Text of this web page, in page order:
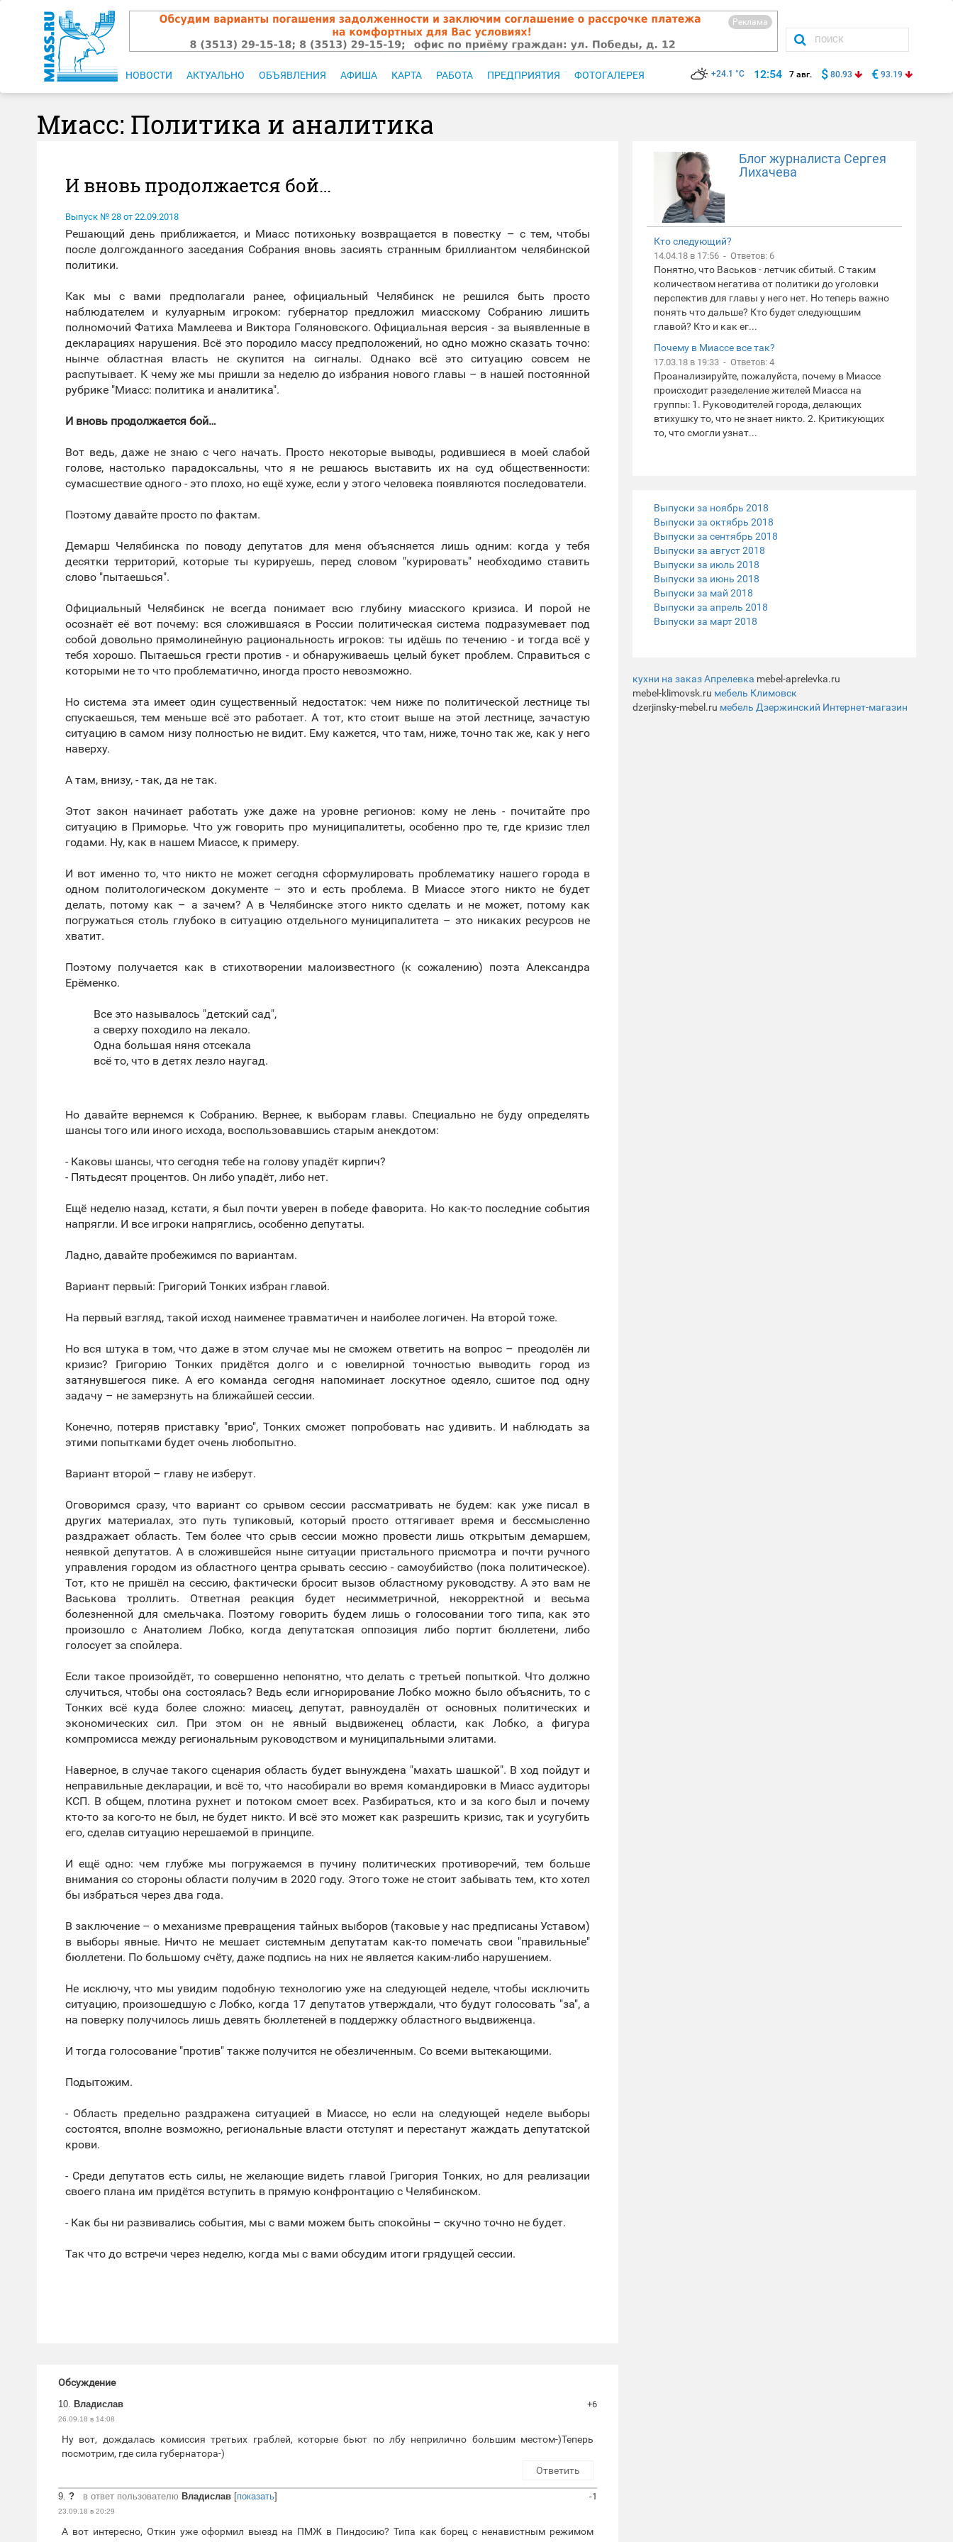
Реклама
НОВОСТИ АКТУАЛЬНО ОБЪЯВЛЕНИЯ АФИША КАРТА РАБОТА ПРЕДПРИЯТИЯ ФОТОГАЛЕРЕЯ +24.1 °C 12:54 7 авг. $ 80.93 € 93.19
Миасс: Политика и аналитика
И вновь продолжается бой…
Выпуск № 28 от 22.09.2018
Решающий день приближается, и Миасс потихоньку возвращается в повестку – с тем, чтобы
после долгожданного заседания Собрания вновь засиять странным бриллиантом челябинской
политики.
Как мы с вами предполагали ранее, официальный Челябинск не решился быть просто
наблюдателем и кулуарным игроком: губернатор предложил миасскому Собранию лишить
полномочий Фатиха Мамлеева и Виктора Голяновского. Официальная версия - за выявленные в
декларациях нарушения. Всё это породило массу предположений, но одно можно сказать точно:
нынче областная власть не скупится на сигналы. Однако всё это ситуацию совсем не
распутывает. К чему же мы пришли за неделю до избрания нового главы – в нашей постоянной
рубрике "Миасс: политика и аналитика".
И вновь продолжается бой…
Вот ведь, даже не знаю с чего начать. Просто некоторые выводы, родившиеся в моей слабой
голове, настолько парадоксальны, что я не решаюсь выставить их на суд общественности:
сумасшествие одного - это плохо, но ещё хуже, если у этого человека появляются последователи.
Поэтому давайте просто по фактам.
Демарш Челябинска по поводу депутатов для меня объясняется лишь одним: когда у тебя
десятки территорий, которые ты курируешь, перед словом "курировать" необходимо ставить
слово "пытаешься".
Официальный Челябинск не всегда понимает всю глубину миасского кризиса. И порой не
осознаёт её вот почему: вся сложившаяся в России политическая система подразумевает под
собой довольно прямолинейную рациональность игроков: ты идёшь по течению - и тогда всё у
тебя хорошо. Пытаешься грести против - и обнаруживаешь целый букет проблем. Справиться с
которыми не то что проблематично, иногда просто невозможно.
Но система эта имеет один существенный недостаток: чем ниже по политической лестнице ты
спускаешься, тем меньше всё это работает. А тот, кто стоит выше на этой лестнице, зачастую
ситуацию в самом низу полностью не видит. Ему кажется, что там, ниже, точно так же, как у него
наверху.
А там, внизу, - так, да не так.
Этот закон начинает работать уже даже на уровне регионов: кому не лень - почитайте про
ситуацию в Приморье. Что уж говорить про муниципалитеты, особенно про те, где кризис тлел
годами. Ну, как в нашем Миассе, к примеру.
И вот именно то, что никто не может сегодня сформулировать проблематику нашего города в
одном политологическом документе – это и есть проблема. В Миассе этого никто не будет
делать, потому как – а зачем? А в Челябинске этого никто сделать и не может, потому как
погружаться столь глубоко в ситуацию отдельного муниципалитета – это никаких ресурсов не
хватит.
Поэтому получается как в стихотворении малоизвестного (к сожалению) поэта Александра
Ерёменко.
Все это называлось "детский сад",
а сверху походило на лекало.
Одна большая няня отсекала
всё то, что в детях лезло наугад.
Но давайте вернемся к Собранию. Вернее, к выборам главы. Специально не буду определять
шансы того или иного исхода, воспользовавшись старым анекдотом:
- Каковы шансы, что сегодня тебе на голову упадёт кирпич?
- Пятьдесят процентов. Он либо упадёт, либо нет.
Ещё неделю назад, кстати, я был почти уверен в победе фаворита. Но как-то последние события
напрягли. И все игроки напряглись, особенно депутаты.
Ладно, давайте пробежимся по вариантам.
Вариант первый: Григорий Тонких избран главой.
На первый взгляд, такой исход наименее травматичен и наиболее логичен. На второй тоже.
Но вся штука в том, что даже в этом случае мы не сможем ответить на вопрос – преодолён ли
кризис? Григорию Тонких придётся долго и с ювелирной точностью выводить город из
затянувшегося пике. А его команда сегодня напоминает лоскутное одеяло, сшитое под одну
задачу – не замерзнуть на ближайшей сессии.
Конечно, потеряв приставку "врио", Тонких сможет попробовать нас удивить. И наблюдать за
этими попытками будет очень любопытно.
Вариант второй – главу не изберут.
Оговоримся сразу, что вариант со срывом сессии рассматривать не будем: как уже писал в
других материалах, это путь тупиковый, который просто оттягивает время и бессмысленно
раздражает область. Тем более что срыв сессии можно провести лишь открытым демаршем,
неявкой депутатов. А в сложившейся ныне ситуации пристального присмотра и почти ручного
управления городом из областного центра срывать сессию - самоубийство (пока политическое).
Тот, кто не пришёл на сессию, фактически бросит вызов областному руководству. А это вам не
Васькова троллить. Ответная реакция будет несимметричной, некорректной и весьма
болезненной для смельчака. Поэтому говорить будем лишь о голосовании того типа, как это
произошло с Анатолием Лобко, когда депутатская оппозиция либо портит бюллетени, либо
голосует за спойлера.
Если такое произойдёт, то совершенно непонятно, что делать с третьей попыткой. Что должно
случиться, чтобы она состоялась? Ведь если игнорирование Лобко можно было объяснить, то с
Тонких всё куда более сложно: миасец, депутат, равноудалён от основных политических и
экономических сил. При этом он не явный выдвиженец области, как Лобко, а фигура
компромисса между региональным руководством и муниципальными элитами.
Наверное, в случае такого сценария область будет вынуждена "махать шашкой". В ход пойдут и
неправильные декларации, и всё то, что насобирали во время командировки в Миасс аудиторы
КСП. В общем, плотина рухнет и потоком смоет всех. Разбираться, кто и за кого был и почему
кто-то за кого-то не был, не будет никто. И всё это может как разрешить кризис, так и усугубить
его, сделав ситуацию нерешаемой в принципе.
И ещё одно: чем глубже мы погружаемся в пучину политических противоречий, тем больше
внимания со стороны области получим в 2020 году. Этого тоже не стоит забывать тем, кто хотел
бы избраться через два года.
В заключение – о механизме превращения тайных выборов (таковые у нас предписаны Уставом)
в выборы явные. Ничто не мешает системным депутатам как-то помечать свои "правильные"
бюллетени. По большому счёту, даже подпись на них не является каким-либо нарушением.
Не исключу, что мы увидим подобную технологию уже на следующей неделе, чтобы исключить
ситуацию, произошедшую с Лобко, когда 17 депутатов утверждали, что будут голосовать "за", а
на поверку получилось лишь девять бюллетеней в поддержку областного выдвиженца.
И тогда голосование "против" также получится не обезличенным. Со всеми вытекающими.
Подытожим.
- Область предельно раздражена ситуацией в Миассе, но если на следующей неделе выборы
состоятся, вполне возможно, региональные власти отступят и перестанут жаждать депутатской
крови.
- Среди депутатов есть силы, не желающие видеть главой Григория Тонких, но для реализации
своего плана им придётся вступить в прямую конфронтацию с Челябинском.
- Как бы ни развивались события, мы с вами можем быть спокойны – скучно точно не будет.
Так что до встречи через неделю, когда мы с вами обсудим итоги грядущей сессии.
Обсуждение
10. Владислав
26.09.18 в 14:08
+6
Ну вот, дождалась комиссия третьих граблей, которые бьют по лбу неприлично большим местом-)Теперь
посмотрим, где сила губернатора-)
Ответить
9. ? в ответ пользователю Владислав [показать]
23.09.18 в 20:29
-1
А вот интересно, Откин уже оформил выезд на ПМЖ в Пиндосию? Типа как борец с ненавистным режимом
Блог журналиста Сергея
Лихачева
Кто следующий?
14.04.18 в 17:56 - Ответов: 6
Понятно, что Васьков - летчик сбитый. С таким
количеством негатива от политики до уголовки
перспектив для главы у него нет. Но теперь важно
понять что дальше? Кто будет следующшим
главой? Кто и как ег...
Почему в Миассе все так?
17.03.18 в 19:33 - Ответов: 4
Проанализируйте, пожалуйста, почему в Миассе
происходит разеделение жителей Миасса на
группы: 1. Руководителей города, делающих
втихушку то, что не знает никто. 2. Критикующих
то, что смогли узнат...
Выпуски за ноябрь 2018
Выпуски за октябрь 2018
Выпуски за сентябрь 2018
Выпуски за август 2018
Выпуски за июль 2018
Выпуски за июнь 2018
Выпуски за май 2018
Выпуски за апрель 2018
Выпуски за март 2018
кухни на заказ Апрелевка mebel-aprelevka.ru
mebel-klimovsk.ru мебель Климовск
dzerjinsky-mebel.ru мебель Дзержинский Интернет-магазин